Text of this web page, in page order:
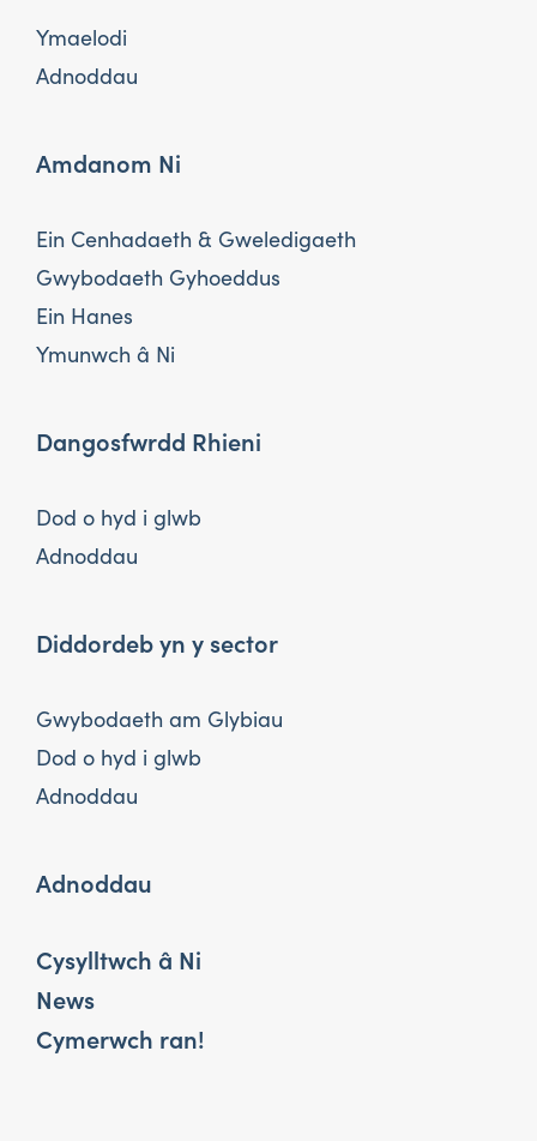
Ymaelodi
Adnoddau
Amdanom Ni
Ein Cenhadaeth & Gweledigaeth
Gwybodaeth Gyhoeddus
Ein Hanes
Ymunwch â Ni
Dangosfwrdd Rhieni
Dod o hyd i glwb
Adnoddau
Diddordeb yn y sector
Gwybodaeth am Glybiau
Dod o hyd i glwb
Adnoddau
Adnoddau
Cysylltwch â Ni
News
Cymerwch ran!